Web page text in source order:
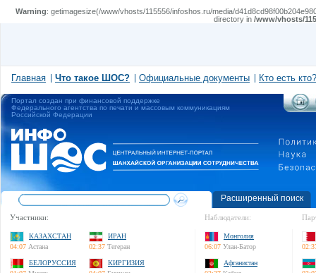
Warning: getimagesize(/www/vhosts/115556/infoshos.ru/media/
directory in /www/vhosts/
Главная Что такое ШОС? Официальные документы Кто есть кто?
Портал создан при финансовой поддержке
Федерального агентства по печати и массовым коммуникациям
Российской Федерации
Расширенный поиск
Участники:
КАЗАХСТАН
04:07 Астана
ИРАН
02:37 Тегеран
БЕЛОРУССИЯ
КИРГИЗИЯ
Наблюдатели:
Монголия
06:07 Улан-Батор
Афганистан